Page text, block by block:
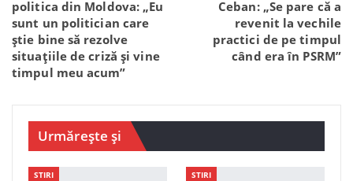
politica din Moldova: „Eu
sunt un politician care
știe bine să rezolve
situațiile de criză și vine
timpul meu acum”
Ceban: „Se pare că a
revenit la vechile
practici de pe timpul
când era în PSRM”
Urmărește și
STIRI STIRI